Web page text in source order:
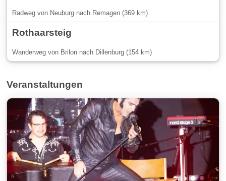
Radweg von Neuburg nach Remagen (369 km)
Rothaarsteig
Wanderweg von Brilon nach Dillenburg (154 km)
Veranstaltungen